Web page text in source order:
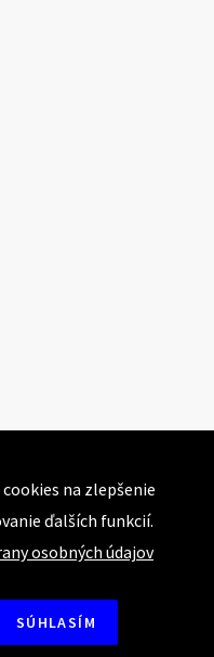
na zlepšenie
ďalších funkcií.
osobných údajov
SÚHLASÍM